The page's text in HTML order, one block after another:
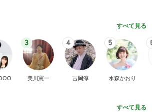
すべて見る
3
美川憲一
4
吉岡淳
5
水森かおり
すべて見る